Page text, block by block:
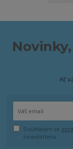
Ať
Souhlasím se
newsletteru.